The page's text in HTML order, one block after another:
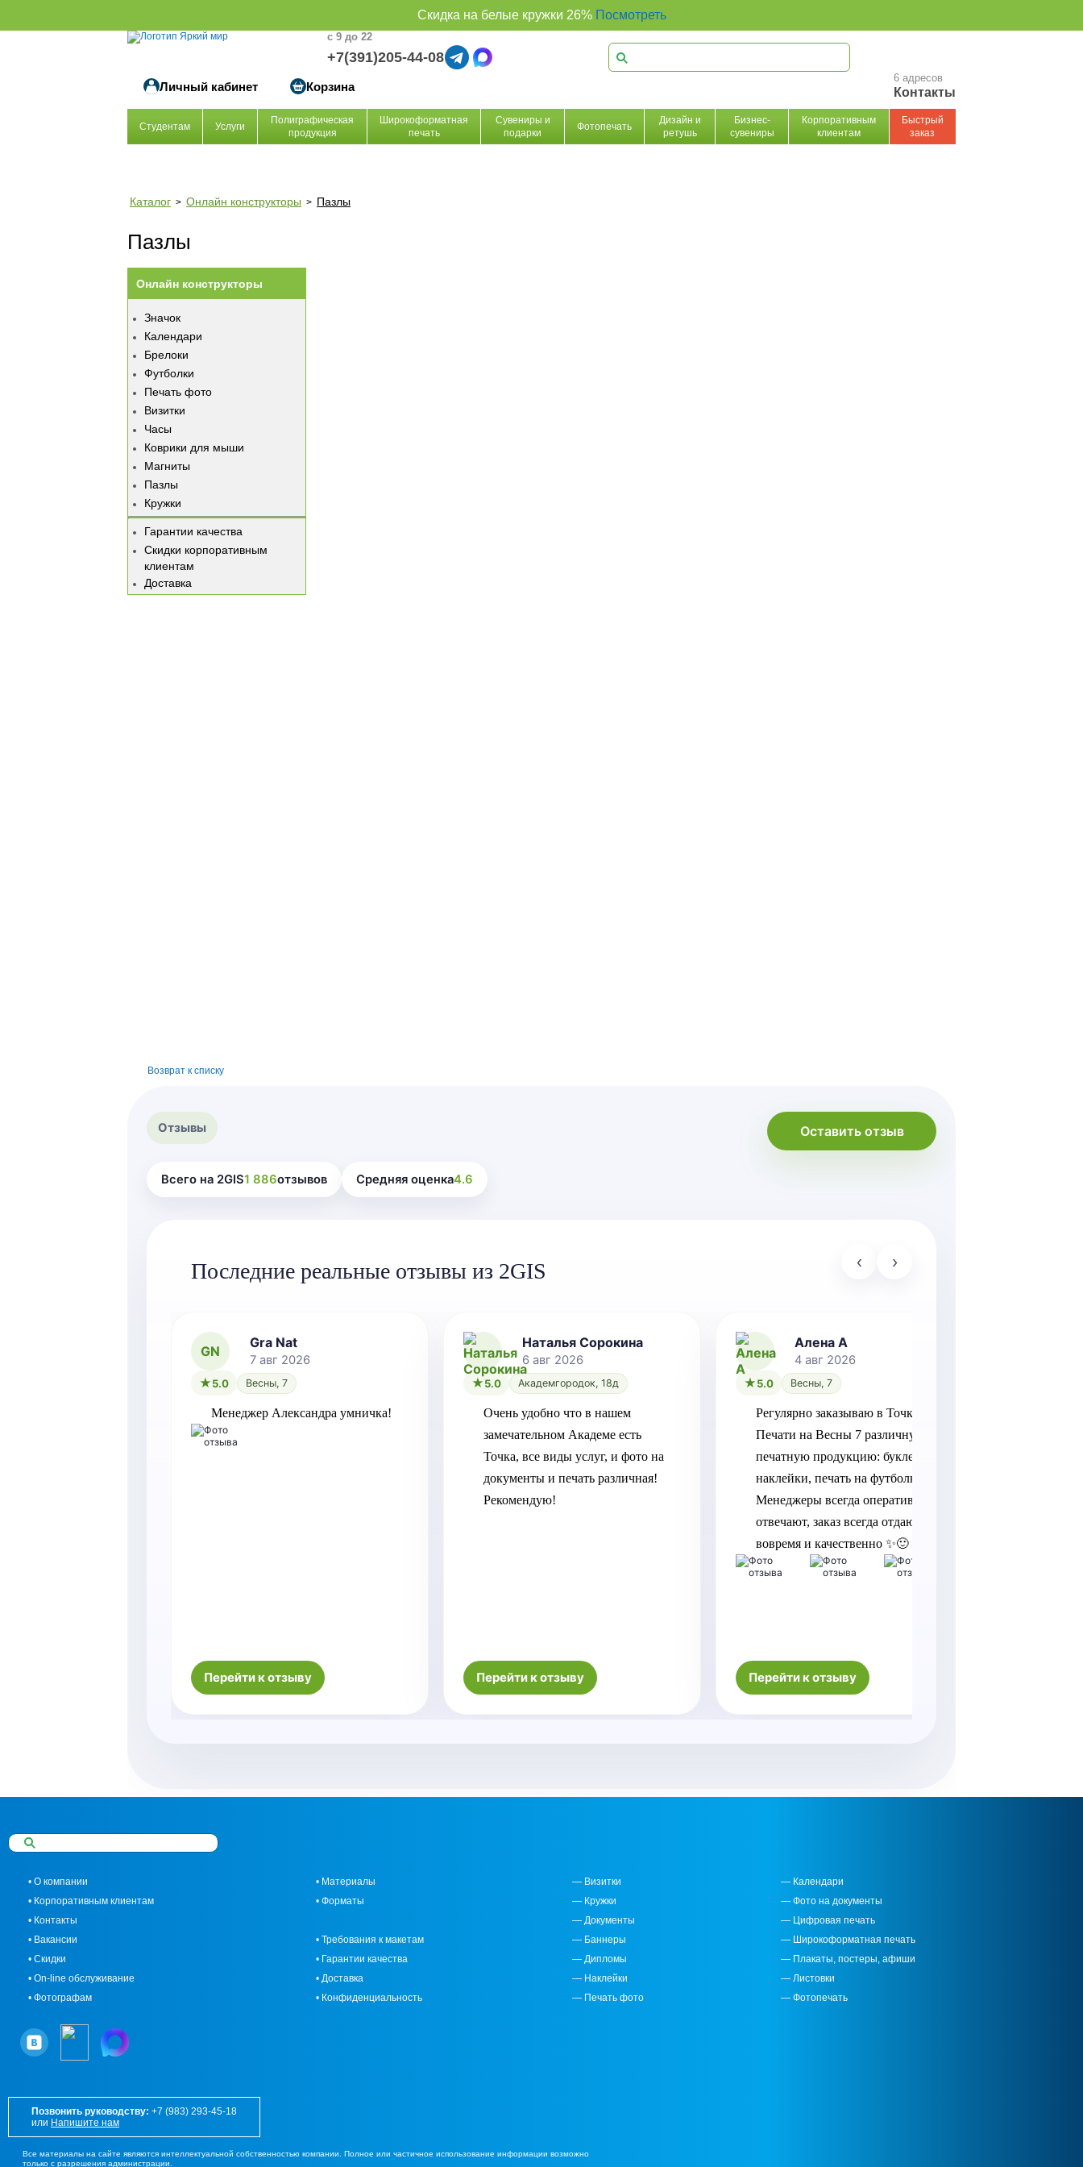
Скидка на белые кружки 26% Посмотреть
с 9 до 22
+7(391)205-44-08
Личный кабинет Корзина
6 адресов
Контакты
Студентам Услуги
Полиграфическая
продукция
Широкоформатная
печать
Сувениры и
подарки
Фотопечать
Дизайн и
ретушь
Бизнес-
сувениры
Корпоративным
клиентам
Быстрый
заказ
Каталог > Онлайн конструкторы > Пазлы
Пазлы
Онлайн конструкторы
Значок
Календари
Брелоки
Футболки
Печать фото
Визитки
Часы
Коврики для мыши
Магниты
Пазлы
Кружки
Гарантии качества
Скидки корпоративным
клиентам
Доставка
Возврат к списку
Отзывы
Всего на 2GIS1 886отзывов Средняя оценка4.6
Оставить отзыв
Последние реальные отзывы из 2GIS ‹ ›
GN
Gra Nat
7 авг 2026
5.0 Весны, 7
Менеджер Александра умничка!
Перейти к отзыву
Наталья Сорокина
6 авг 2026
5.0 Академгородок, 18д
Очень удобно что в нашем
замечательном Академе есть
Точка, все виды услуг, и фото на
документы и печать различная!
Рекомендую!
Перейти к отзыву
Алена А
4 авг 2026
5.0 Весны, 7
Регулярно заказываю в Точка
Печати на Весны 7 различную
печатную продукцию: буклеты,
наклейки, печать на футболках.
Менеджеры всегда оперативно
отвечают, заказ всегда отдают
вовремя и качественно ✨🙂
Перейти к отзыву
• О компании
• Материалы
• Корпоративным клиентам
• Форматы
• Контакты
• Вакансии
• Требования к макетам
• Скидки
• Гарантии качества
• On-line обслуживание
• Доставка
• Фотографам
• Конфиденциальность
— Визитки
— Календари
— Кружки
— Фото на документы
— Документы
— Цифровая печать
— Баннеры
— Широкоформатная печать
— Дипломы
— Плакаты, постеры, афиши
— Наклейки
— Листовки
— Печать фото
— Фотопечать
Позвонить руководству: +7 (983) 293-45-18
или Напишите нам
Все материалы на сайте являются интеллектуальной собственностью компании. Полное или частичное использование информации возможно
только с разрешения администрации.